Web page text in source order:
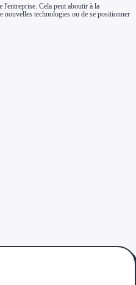
l'entreprise. Cela peut aboutir à la
nouvelles technologies ou de se positionner